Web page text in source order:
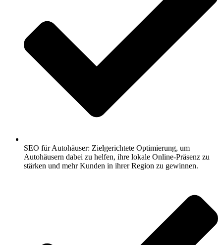
SEO für Autohäuser: Zielgerichtete Optimierung, um
Autohäusern dabei zu helfen, ihre lokale Online-Präsenz zu
stärken und mehr Kunden in ihrer Region zu gewinnen.